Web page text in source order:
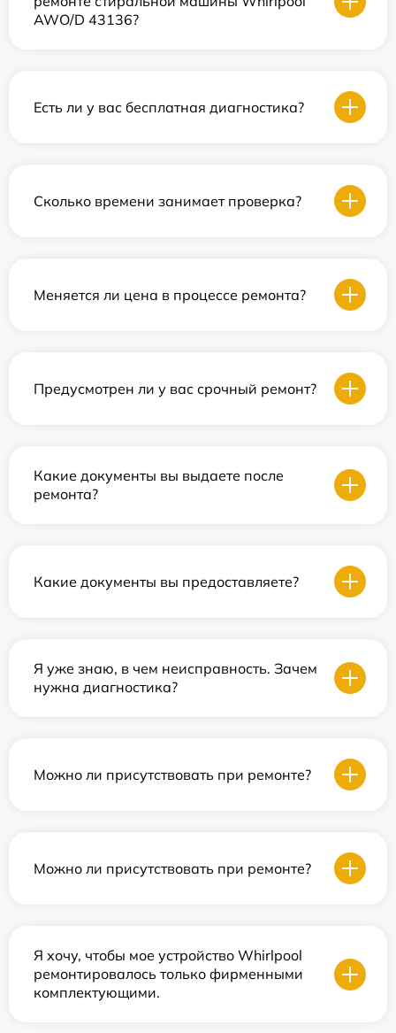
AWO/D 43136?
Есть ли у вас бесплатная диагностика?
Сколько времени занимает проверка?
Меняется ли цена в процессе ремонта?
Предусмотрен ли у вас срочный ремонт?
Какие документы вы выдаете после
ремонта?
Какие документы вы предоставляете?
Я уже знаю, в чем неисправность. Зачем
нужна диагностика?
Можно ли присутствовать при ремонте?
Можно ли присутствовать при ремонте?
Я хочу, чтобы мое устройство Whirlpool
ремонтировалось только фирменными
комплектующими.